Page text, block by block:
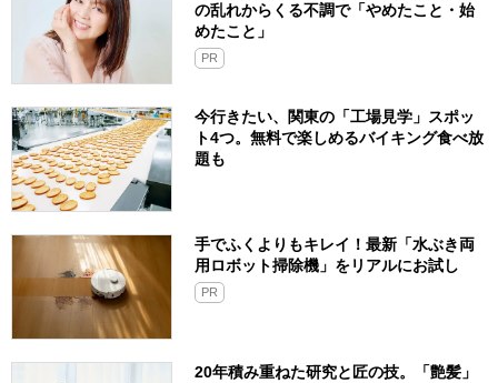
の乱れからくる不調で「やめたこと・始
めたこと」
PR
今行きたい、関東の「工場見学」スポッ
ト4つ。無料で楽しめるバイキング食べ放
題も
手でふくよりもキレイ！最新「水ぶき両
用ロボット掃除機」をリアルにお試し
PR
20年積み重ねた研究と匠の技。「艶髪」